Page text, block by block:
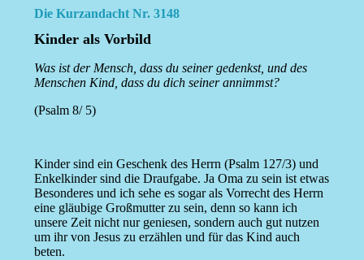
Die Kurzandacht Nr. 3148
Kinder als Vorbild
Was ist der Mensch, dass du seiner gedenkst, und des
Menschen Kind, dass du dich seiner annimmst?
(Psalm 8/ 5)
Kinder sind ein Geschenk des Herrn (Psalm 127/3) und
Enkelkinder sind die Draufgabe. Ja Oma zu sein ist etwas
Besonderes und ich sehe es sogar als Vorrecht des Herrn
eine gläubige Großmutter zu sein, denn so kann ich
unsere Zeit nicht nur geniesen, sondern auch gut nutzen
um ihr von Jesus zu erzählen und für das Kind auch
beten.